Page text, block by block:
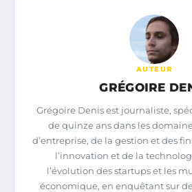
AUTEUR
GRÉGOIRE
Grégoire Denis est journaliste,
de quinze ans dans les
d’entreprise, de la gestion et des
l’innovation et de la
l’évolution des startups et les
économique, en enquêtant sur